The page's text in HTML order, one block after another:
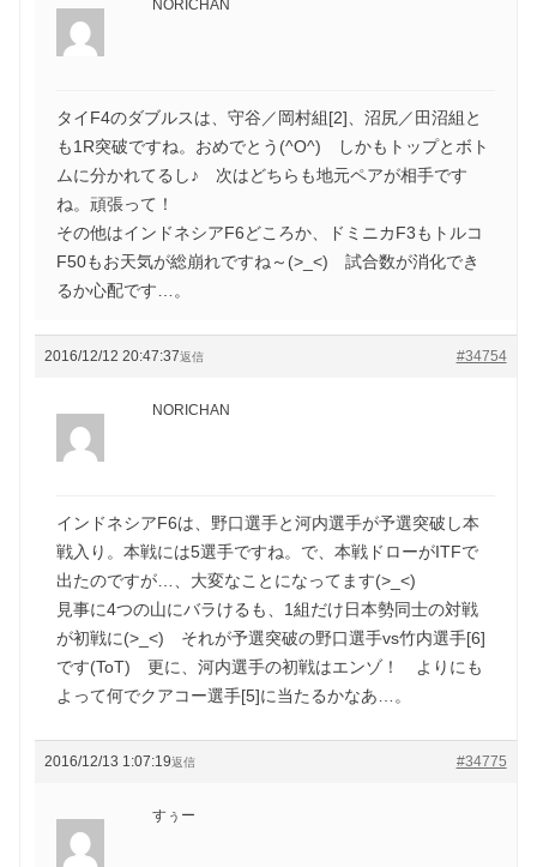
NORICHAN
タイF4のダブルスは、守谷／岡村組[2]、沼尻／田沼組と
も1R突破ですね。おめでとう(^O^) しかもトップとボト
ムに分かれてるし♪ 次はどちらも地元ペアが相手です
ね。頑張って！
その他はインドネシアF6どころか、ドミニカF3もトルコ
F50もお天気が総崩れですね～(>_<) 試合数が消化でき
るか心配です…。
2016/12/12 20:47:37 #34754
返信
NORICHAN
インドネシアF6は、野口選手と河内選手が予選突破し本
戦入り。本戦には5選手ですね。で、本戦ドローがITFで
出たのですが…、大変なことになってます(>_<)
見事に4つの山にバラけるも、1組だけ日本勢同士の対戦
が初戦に(>_<) それが予選突破の野口選手vs竹内選手[6]
です(ToT) 更に、河内選手の初戦はエンゾ！ よりにも
よって何でクアコー選手[5]に当たるかなあ…。
2016/12/13 1:07:19 #34775
返信
すぅー